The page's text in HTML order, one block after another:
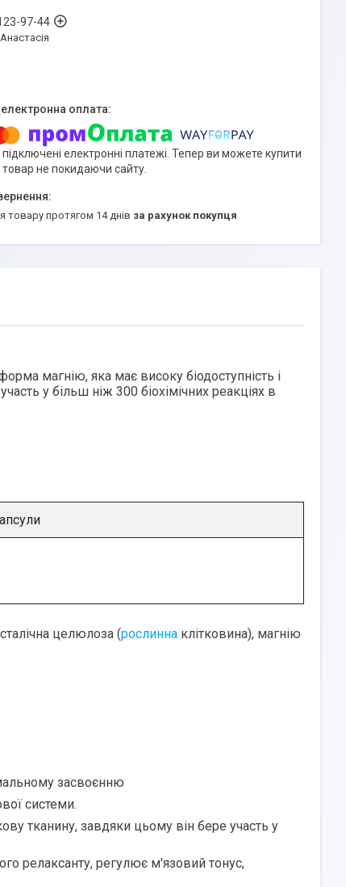
97-44
підключені електронні платежі. Тепер ви можете купити
не покидаючи сайту.
товару протягом 14 днів за рахунок покупця
магнію, яка має високу біодоступність і
у більш ніж 300 біохімічних реакціях в
целюлоза (рослинна клітковина), магнію
засвоєнню
системи.
тканину, завдяки цьому він бере участь у
релаксанту, регулює м'язовий тонус,